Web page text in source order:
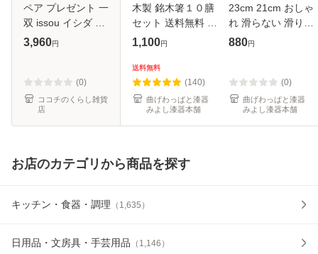
ペア プレゼント 一
双 issou イシダ 日
本製 高級 夫婦箸
親 お祝い おしゃれ
夫
3,960円
(0)
ココチのくらし雑貨
店
木製 銘木箸１０膳
セット 送料無料 ノ
ベルティー プチギ
まわり 粗品 プレゼ
ント セット お箸
男性
1,100円
送料無料
(140)
曲げわっぱと漆器
みよし漆器本舗
23cm 21cm おしゃ
れ 滑らない 滑り止
め お箸 はし tooki
外国人 ダークグレ
ー
880円
(0)
曲げわっぱと漆器
みよし漆器本舗
お店のカテゴリから商品を探す
キッチン・食器・調理 （ 1,635 ）
日用品・文房具・手芸用品 （ 1,146 ）